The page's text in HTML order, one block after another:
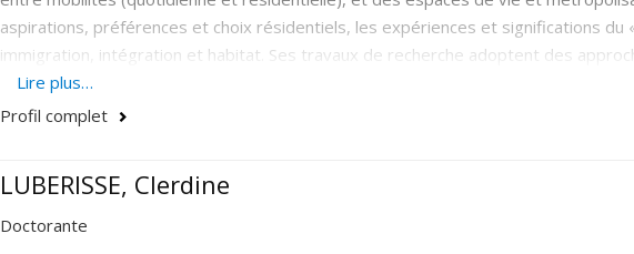
aspirations, préférences et choix résidentiels, les expériences et significations du
immigration, intégration et habitat. Ses travaux de recherche adoptent des
quantitative) et longitudinales.
Lire plus…
Profil complet
LUBERISSE, Clerdine
Doctorante